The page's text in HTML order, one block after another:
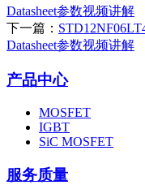
Datasheet参数视频讲解
下一篇：
Datasheet参数视频讲解
产品中心
MOSFET
IGBT
SiC MOSFET
服务质量